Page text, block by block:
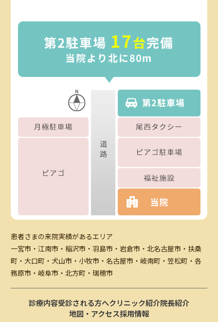
患者さまの来院実績があるエリア
一宮市・江南市・稲沢市・羽島市・岩倉市・北名古屋市・扶桑
町・大口町・犬山市・小牧市・名古屋市・岐南町・笠松町・各
務原市・岐阜市・北方町・瑞穂市
診療内容受診される方へクリニック紹介院長紹介
地図・アクセス採用情報